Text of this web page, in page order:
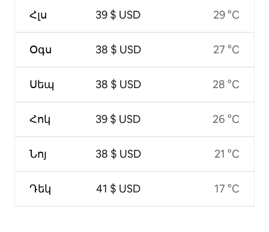
Հլս
Օգս
Սեպ
Հոկ
Նոյ
Դեկ
39 $ USD
38 $ USD
38 $ USD
39 $ USD
38 $ USD
41 $ USD
29 °C
27 °C
28 °C
26 °C
21 °C
17 °C